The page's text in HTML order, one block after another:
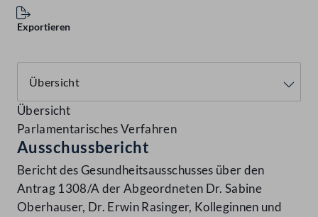
Exportieren
Übersicht
Parlamentarisches Verfahren
Ausschussbericht
Bericht des Gesundheitsausschusses über den
Antrag 1308/A der Abgeordneten Dr. Sabine
Oberhauser, Dr. Erwin Rasinger, Kolleginnen und